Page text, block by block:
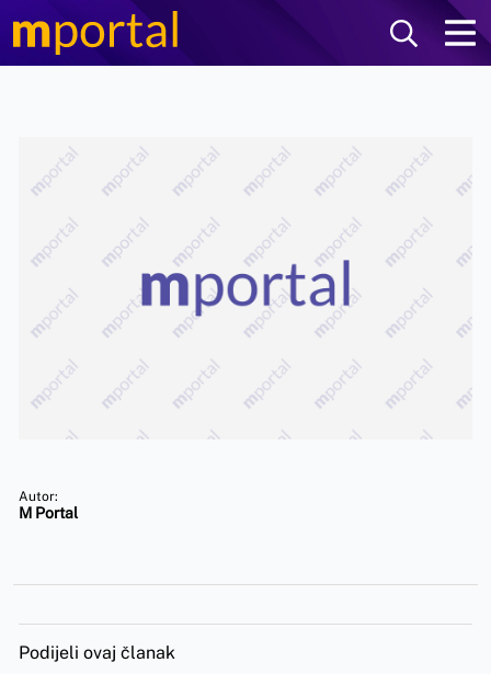
Autor:
M Portal
Podijeli ovaj članak